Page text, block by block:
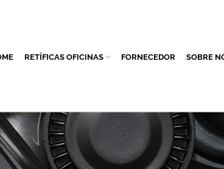
RETÍFICAS OFICINAS FORNECEDOR SOBRE